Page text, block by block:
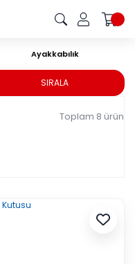
Ayakkabılık
SIRALA
Toplam 8 ürün